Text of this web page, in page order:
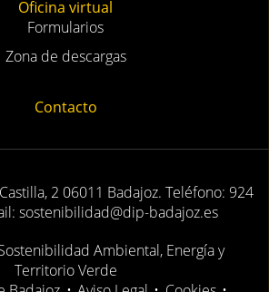
Oficina virtual
Formularios
Zona de descargas
Contacto
2 06011 Badajoz. Teléfono: 924
sostenibilidad@dip-badajoz.es
Ambiental, Energía y
Territorio Verde